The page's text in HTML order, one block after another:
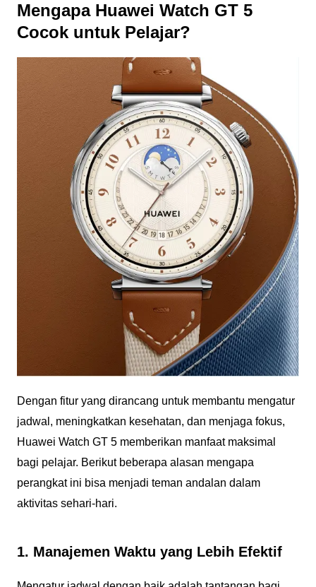
Mengapa Huawei Watch GT 5
Cocok untuk Pelajar?
Dengan fitur yang dirancang untuk membantu mengatur
jadwal, meningkatkan kesehatan, dan menjaga fokus,
Huawei Watch GT 5 memberikan manfaat maksimal
bagi pelajar. Berikut beberapa alasan mengapa
perangkat ini bisa menjadi teman andalan dalam
aktivitas sehari-hari.
1. Manajemen Waktu yang Lebih Efektif